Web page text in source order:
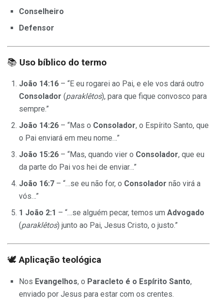
Conselheiro
Defensor
📚 Uso bíblico do termo
João 14:16 – “E eu rogarei ao Pai, e ele vos dará outro
Consolador (paraklêtos), para que fique convosco para
sempre.”
João 14:26 – “Mas o Consolador, o Espírito Santo, que
o Pai enviará em meu nome…”
João 15:26 – “Mas, quando vier o Consolador, que eu
da parte do Pai vos hei de enviar…”
João 16:7 – “…se eu não for, o Consolador não virá a
vós…”
1 João 2:1 – “…se alguém pecar, temos um Advogado
(paraklêtos) junto ao Pai, Jesus Cristo, o justo.”
🕊️Aplicação teológica
Nos Evangelhos, o Paracleto é o Espírito Santo,
enviado por Jesus para estar com os crentes.